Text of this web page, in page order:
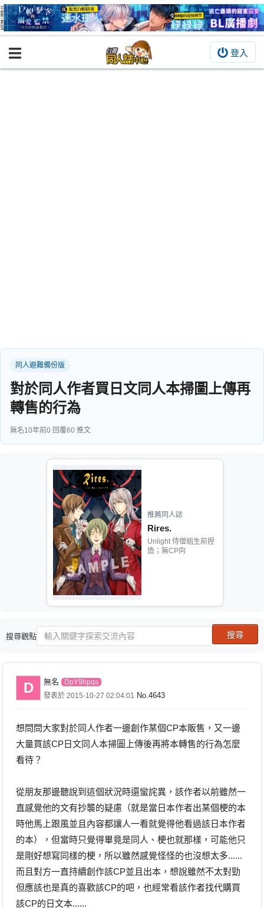
登入
BOOKY書集倉庫
交流中心
攤位轉讓區
會員功能選單
會員中心
登入
同人避難備份版
對於同人作者買日文同人本掃圖上傳再
轉售的行為
無名10年前0 回覆60 推文
推薦同人誌
Rires.
Unlight 侍僧組生前捏
造；無CP向
搜尋觀點
D 無名 DpY9hpqs
發表於 2015-10-27 02:04:01 No.4643
想問問大家對於同人作者一邊創作某個CP本販售，又一邊
大量買該CP日文同人本掃圖上傳後再將本轉售的行為怎麼
看待？
從朋友那邊聽說到這個狀況時還蠻詫異，該作者以前雖然一
直感覺他的文有抄襲的疑慮（就是當日本作者出某個梗的本
時他馬上跟風並且內容都讓人一看就覺得他看過該日本作者
的本），但當時只覺得畢竟是同人、梗也就那樣，可能他只
是剛好想寫同樣的梗，所以雖然感覺怪怪的也沒想太多......
而且對方一直持續創作該CP並且出本，想說雖然不太對勁
但應該也是真的喜歡該CP的吧，也經常看該作者找代購買
該CP的日文本......